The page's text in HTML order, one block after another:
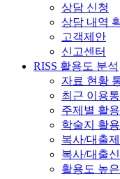
상담 신청
상담 내역
고객제안
신고센터
RISS 활용도 분석
자료 현황
최근 이용
주제별 활
학술지 활
복사/대출
복사/대출
활용도 높은